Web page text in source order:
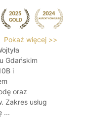
Pokaż więcej >>
Gdańskim
i
oraz
Zakres usług
...